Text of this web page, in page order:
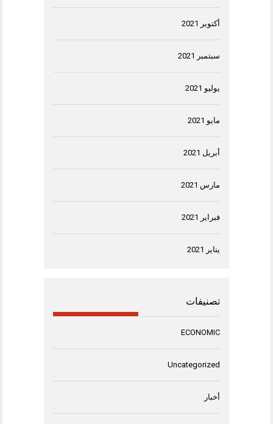
أكتوبر 2021
سبتمبر 2021
يوليو 2021
مايو 2021
أبريل 2021
مارس 2021
فبراير 2021
يناير 2021
تصنيفات
ECONOMIC
Uncategorized
أخبار